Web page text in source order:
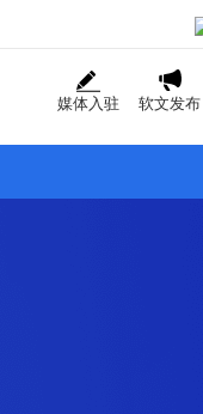
媒体入驻 软文发布